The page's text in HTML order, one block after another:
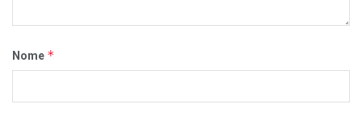
Nome *